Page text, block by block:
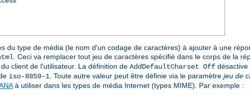
type de média (le nom d'un codage de caractères) à ajouter à une
. Ceci va remplacer tout jeu de caractères spécifié dans le corps de la
client de l'utilisateur. La définition de AddDefaultCharset Off désactive
iso-8859-1. Toute autre valeur peut être définie via le paramètre jeu de
à utiliser dans les types de média Internet (types MIME). Par exemple :